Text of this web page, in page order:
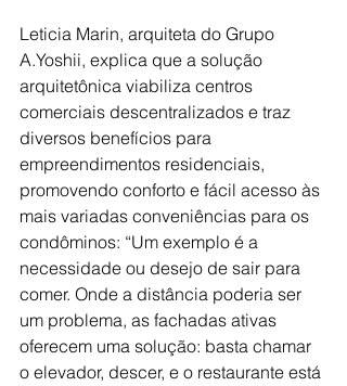
Leticia Marin, arquiteta do Grupo
A.Yoshii, explica que a solução
arquitetônica viabiliza centros
comerciais descentralizados e traz
diversos benefícios para
empreendimentos residenciais,
promovendo conforto e fácil acesso às
mais variadas conveniências para os
condôminos: “Um exemplo é a
necessidade ou desejo de sair para
comer. Onde a distância poderia ser
um problema, as fachadas ativas
oferecem uma solução: basta chamar
o elevador, descer, e o restaurante está